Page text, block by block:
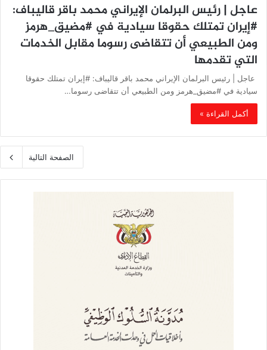
عاجل | رئيس البرلمان الإيراني محمد باقر قاليباف:
#إيران تمتلك حقوقا سيادية في #مضيق_هرمز
ومن الطبيعي أن تتقاضى رسوما مقابل الخدمات
التي تقدمها
‏ عاجل | رئيس البرلمان الإيراني محمد باقر قاليباف: #إيران تمتلك حقوقا
سيادية في #مضيق_هرمز ومن الطبيعي أن تتقاضى رسوما…
أكمل القراءة »
الصفحة التالية